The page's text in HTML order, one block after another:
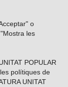
o
les
POPULAR
polítiques de
UNITAT